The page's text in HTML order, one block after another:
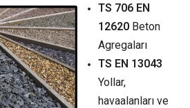
TS 706 EN
12620 Beton
Agregaları
TS EN 13043
Yollar,
havaalanları ve